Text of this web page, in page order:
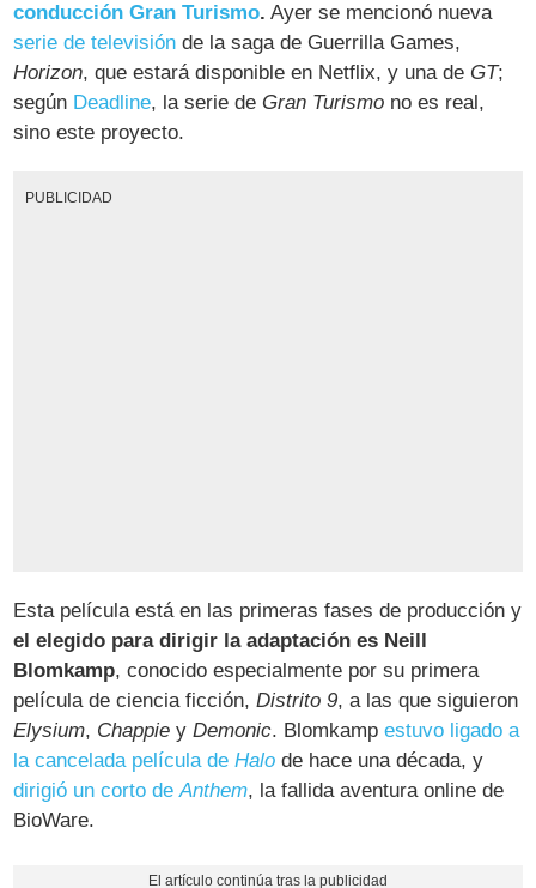
conducción Gran Turismo. Ayer se mencionó nueva
serie de televisión de la saga de Guerrilla Games,
Horizon, que estará disponible en Netflix, y una deGT;
según Deadline, la serie deGran Turismo no es real,
sino este proyecto.
PUBLICIDAD
Esta película está en las primeras fases de producción y
el elegido para dirigir la adaptación es Neill
Blomkamp, conocido especialmente por su primera
película de ciencia ficción,Distrito 9, a las que siguieron
Elysium, Chappie yDemonic. Blomkampestuvo ligado a
la cancelada película deHalo de hace una década, y
dirigió un corto deAnthem, la fallida aventura online de
BioWare.